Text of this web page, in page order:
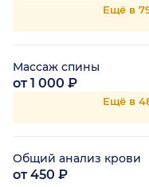
Ещё в
Массаж спины
от 1 000 ₽
Ещё в
Общий анализ крови
от 450 ₽